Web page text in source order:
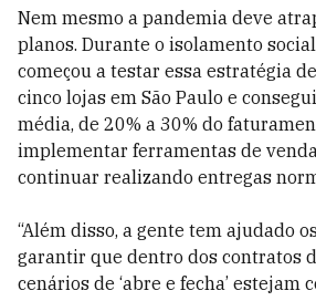
Nem mesmo a pandemia deve
planos. Durante o isolamento
começou a testar essa estratégia
cinco lojas em São Paulo e
média, de 20% a 30% do
implementar ferramentas de
continuar realizando entregas
“Além disso, a gente tem ajudado
garantir que dentro dos contratos
cenários de ‘abre e fecha’ estejam